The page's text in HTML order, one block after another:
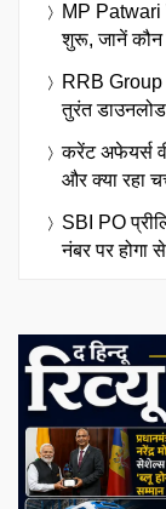
MP Patwari
शुरू, जानें
RRB
तुरंत
करेंट अफेयर्स
और क्या रहा
SBI PO
नंबर पर